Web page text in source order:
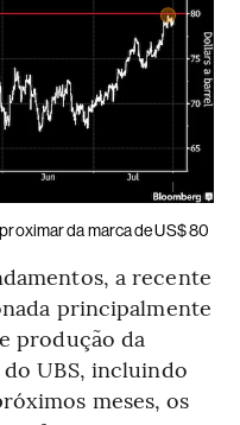
da marca de US$ 80
a recente
principalmente
produção da
do UBS, incluindo
meses, os